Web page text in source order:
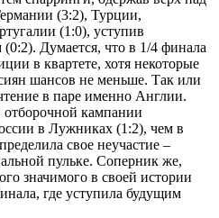
(3:2), Турции,
(1:0), уступив
Думается, что в 1/4 финала
в квартете, хотя некоторые
шансов не меньше. Так или
в паре именно Англии.
отборочной кампании
в Лужниках (1:2), чем в
свое неучастие –
пульке. Соперник же,
значимого в своей истории
где уступила будущим